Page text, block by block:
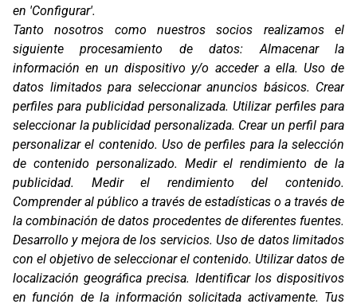
OS-BASE KTM 790 / 890
OS-BASE KTM 690 / HUSQ 701 / GG 700
en 'Configurar'.
Tanto nosotros como nuestros socios realizamos el
siguiente procesamiento de datos:Almacenar la
información en un dispositivo y/o acceder a ella. Uso de
datos limitados para seleccionar anuncios básicos. Crear
perfiles para publicidad personalizada.Utilizar perfiles para
seleccionar la publicidad personalizada. Crear un perfil para
personalizar el contenido. Uso de perfiles para la selección
de contenido personalizado. Medir el rendimiento de la
publicidad. Medir el rendimiento del contenido.
Comprender al público a través de estadísticas o a través de
la combinación de datos procedentes de diferentes fuentes.
Desarrollo y mejora de los servicios.Uso de datos limitados
con el objetivo de seleccionar el contenido. Utilizar datos de
localización geográfica precisa. Identificar los dispositivos
en función de la información solicitada activamente. Tus